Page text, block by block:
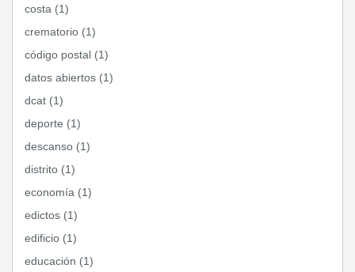
costa (1)
crematorio (1)
código postal (1)
datos abiertos (1)
dcat (1)
deporte (1)
descanso (1)
distrito (1)
economía (1)
edictos (1)
edificio (1)
educación (1)